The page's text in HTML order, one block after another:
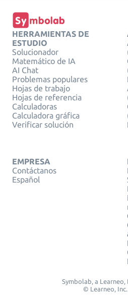
HERRAMIENTAS DE
ESTUDIO
Solucionador
Matemático de IA
AI Chat
Problemas populares
Hojas de trabajo
Hojas de referencia
Calculadoras
Calculadora gráfica
Verificar solución
EMPRESA
Contáctanos
Español
Symbolab, a Learneo,
© Learneo,